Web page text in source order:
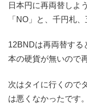
日本円に再両替しよ
「NO」と、千円札
12BNDは再両替する
本の硬貨が無いので
次はタイに行くので
は悪くなかったです。